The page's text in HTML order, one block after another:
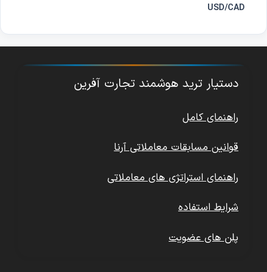
USD/CAD
دستیار ترید هوشمند تجارت آفرین
راهنمای کامل
قوانین مسابقات معاملاتی آرنا
راهنمای استراتژی های معاملاتی
شرایط استفاده
پلن های عضویت